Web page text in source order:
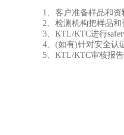
1、客户准备样品和
2、检测机构把样品
3、KTL/KTC进行
4、(如有)针对安全认
5、KTL/KTC审核报